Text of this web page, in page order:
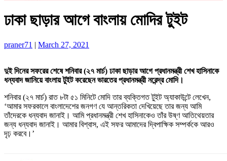
ঢাকা ছাড়ার আগে বাংলায় মোদির টুইট
praner71 | March 27, 2021
দুই দিনের সফরের শেষে শনিবার (২৭ মার্চ) ঢাকা ছাড়ার আগে প্রধানমন্ত্রী শেখ হাসিনাকে
ধন্যবাদ জানিয়ে বাংলায় টুইট করেছেন ভারতের প্রধানমন্ত্রী নরেন্দ্র মোদি।
শনিবার (২৭ মার্চ) রাত ৮টা ৫১ মিনিটে মোদি তার ব্যক্তিগত টুইট অ্যাকাউন্টে লেখেন,
‘আমার সফরকালে বাংলাদেশের জনগণ যে আন্তরিকতা দেখিয়েছে তার জন্য আমি
তাঁদেরকে ধন্যবাদ জানাই। আমি প্রধানমন্ত্রী শেখ হাসিনাকেও তাঁর উষ্ণ আতিথেয়তার
জন্য ধন্যবাদ জানাই। আমার বিশ্বাস, এই সফর আমাদের দ্বিপাক্ষিক সম্পর্ককে আরও
দৃঢ় করবে।’